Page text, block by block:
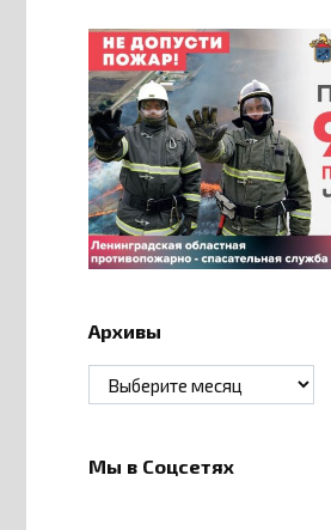
Архивы
Архивы
Мы в Соцсетях